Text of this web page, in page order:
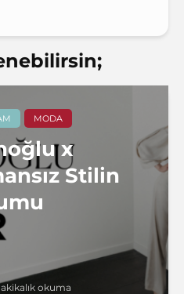
MODA
x
Stilin
okuma